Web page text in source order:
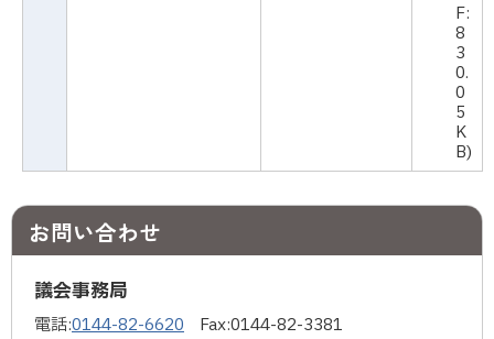
F:
8
3
0.
0
5
K
B)
お問い合わせ
議会事務局
電話:0144-82-6620 Fax:0144-82-3381